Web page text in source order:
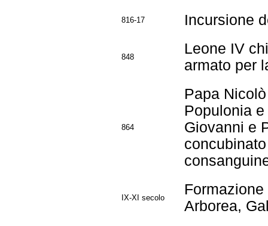
816-17 Incursione
848
Leone IV
armato per
864
Papa
Populonia
Giovanni e
IX-XI secolo
Arborea,